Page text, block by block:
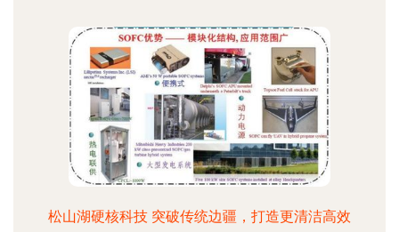
松山湖硬核科技 突破传统边疆，打造更清洁高效